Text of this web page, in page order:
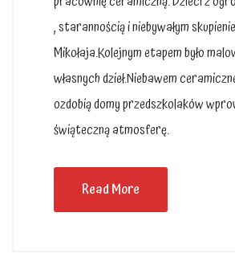
, starannością i niebywałym
Mikołaja.Kolejnym etapem było
własnych dzieł.Niebawem
ozdobią domy przedszkolaków
świąteczną atmosferę.
Read More